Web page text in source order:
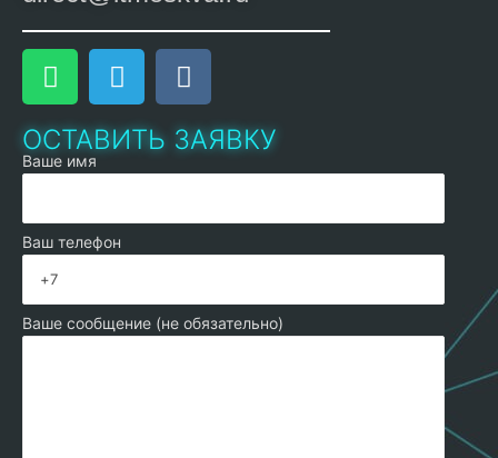
ОСТАВИТЬ ЗАЯВКУ
Ваше имя
Ваш телефон
Ваше сообщение (не обязательно)